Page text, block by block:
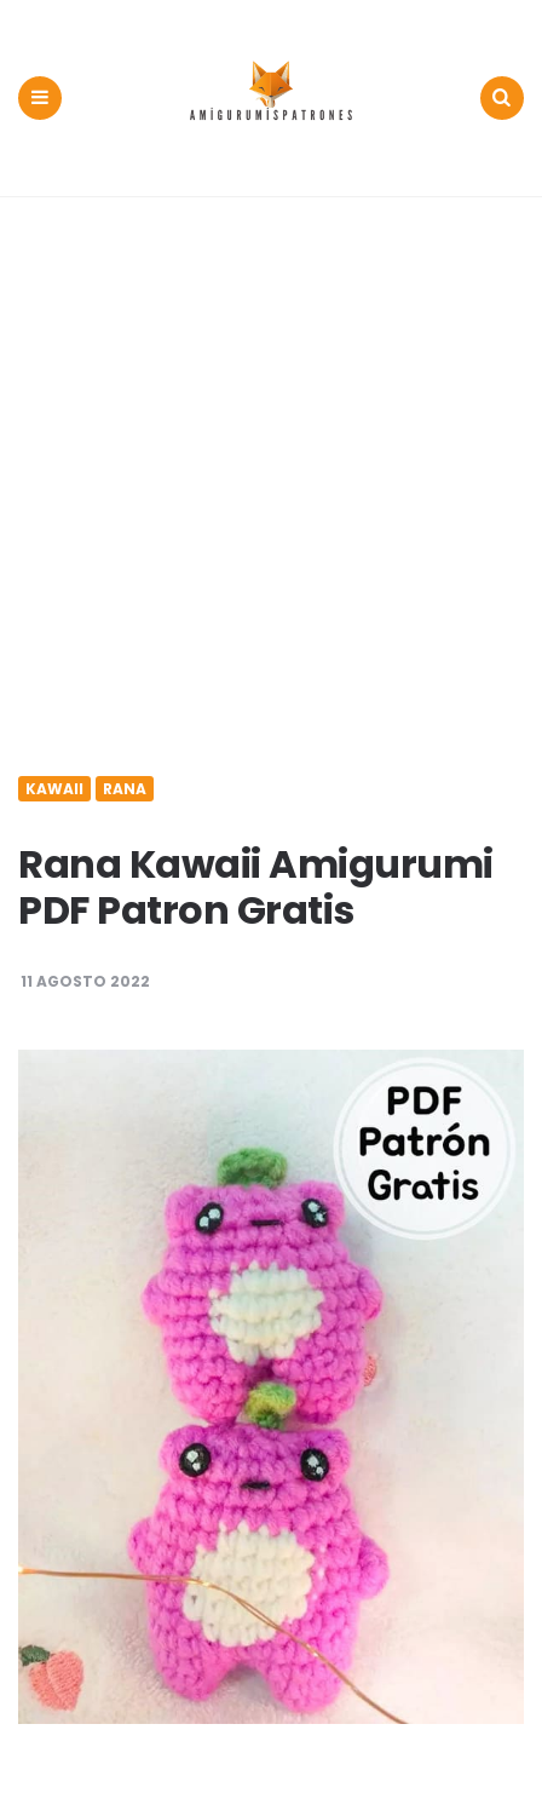
KAWAII RANA
Rana Kawaii Amigurumi
PDF Patron Gratis
11 AGOSTO 2022